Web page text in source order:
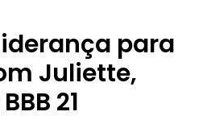
para
Juliette,
21